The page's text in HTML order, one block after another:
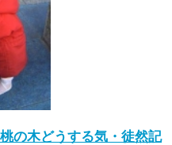
の木どうする気・徒然記